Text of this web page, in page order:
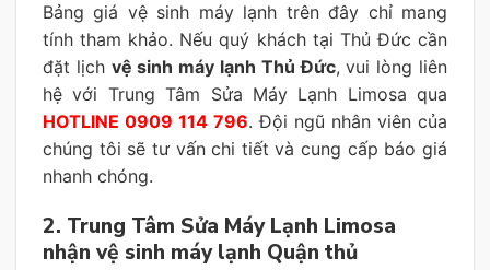
Bảng giá vệ sinh máy lạnh trên đây chỉ mang
tính tham khảo. Nếu quý khách tại Thủ Đức cần
đặt lịch vệ sinh máy lạnh Thủ Đức, vui lòng liên
hệ với Trung Tâm Sửa Máy Lạnh Limosa qua
HOTLINE 0909 114 796. Đội ngũ nhân viên của
chúng tôi sẽ tư vấn chi tiết và cung cấp báo giá
nhanh chóng.
2. Trung Tâm Sửa Máy Lạnh Limosa
nhận vệ sinh máy lạnh Quận thủ